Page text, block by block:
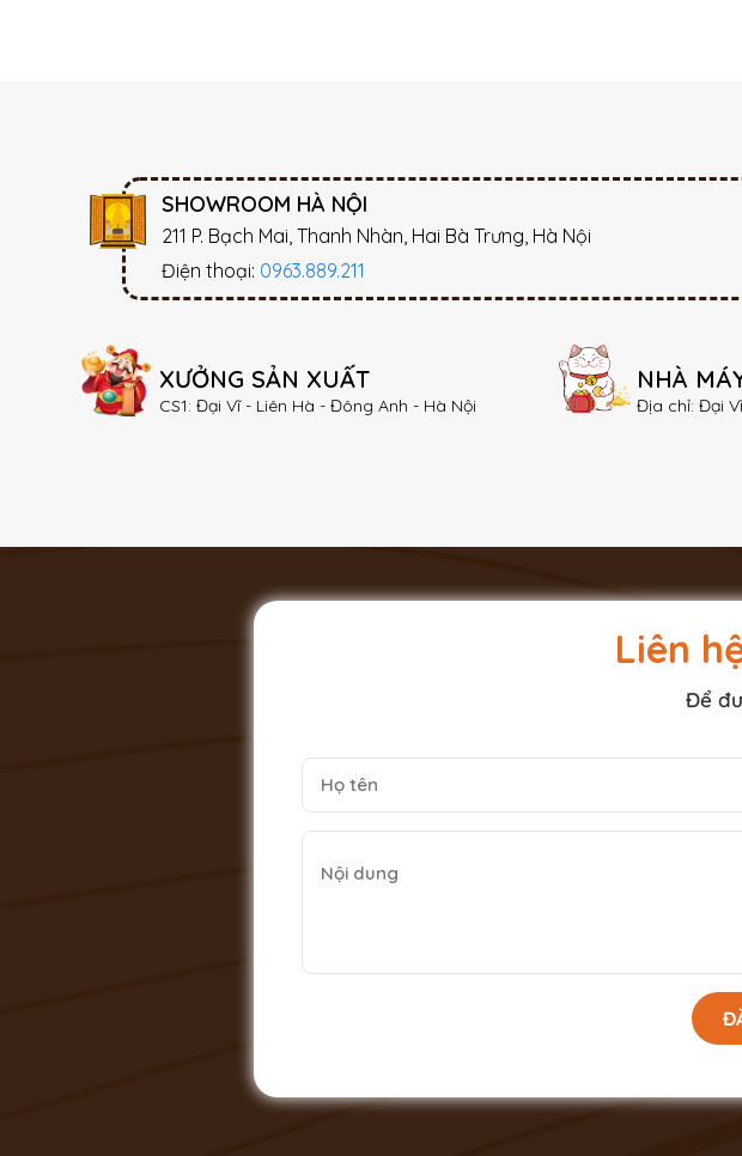
SHOWROOM HÀ NỘI
211 P. Bạch Mai, Thanh Nhàn, Hai Bà Trưng, Hà Nội
Điện thoại: 0963.889.211
XƯỞNG SẢN XUẤT
CS1: Đại Vĩ - Liên Hà - Đông Anh - Hà Nội
NHÀ
Địa chỉ: Đại
Liên
Để